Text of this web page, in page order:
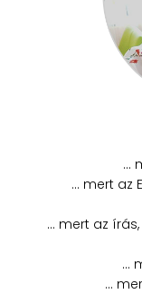
…
… mert az
… mert az
…
…